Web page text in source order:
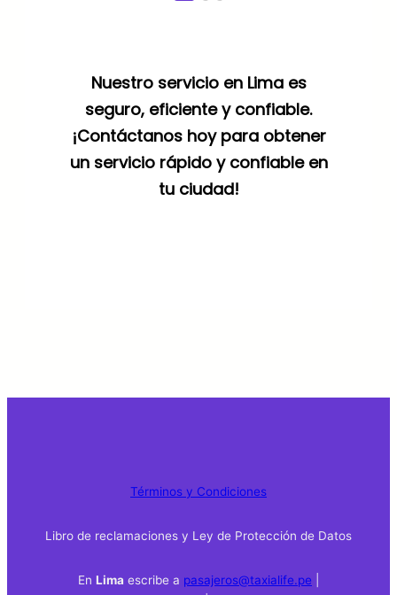
Nuestro servicio en Lima es
seguro, eficiente y confiable.
¡Contáctanos hoy para obtener
un servicio rápido y confiable en
tu ciudad!
Términos y Condiciones
Libro de reclamaciones y Ley de Protección de Datos
En Lima escribe a pasajeros@taxialife.pe